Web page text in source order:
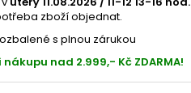
zboží objednat.
s plnou zárukou
nad 2.999,- Kč ZDARMA!